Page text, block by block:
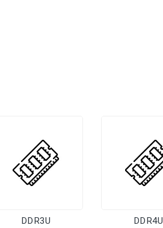
DDR3U DDR4U